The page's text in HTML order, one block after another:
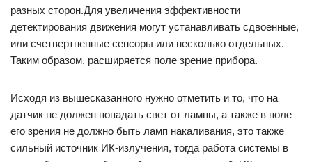
разных сторон.Для увеличения эффективности
детектирования движения могут устанавливать сдвоенные,
или счетвертненные сенсоры или несколько отдельных.
Таким образом, расширяется поле зрение прибора.
Исходя из вышесказанного нужно отметить и то, что на
датчик не должен попадать свет от лампы, а также в поле
его зрения не должно быть ламп накаливания, это также
сильный источник ИК-излучения, тогда работа системы в